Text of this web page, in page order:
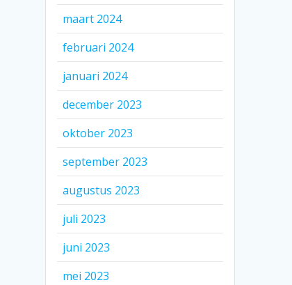
maart 2024
februari 2024
januari 2024
december 2023
oktober 2023
september 2023
augustus 2023
juli 2023
juni 2023
mei 2023